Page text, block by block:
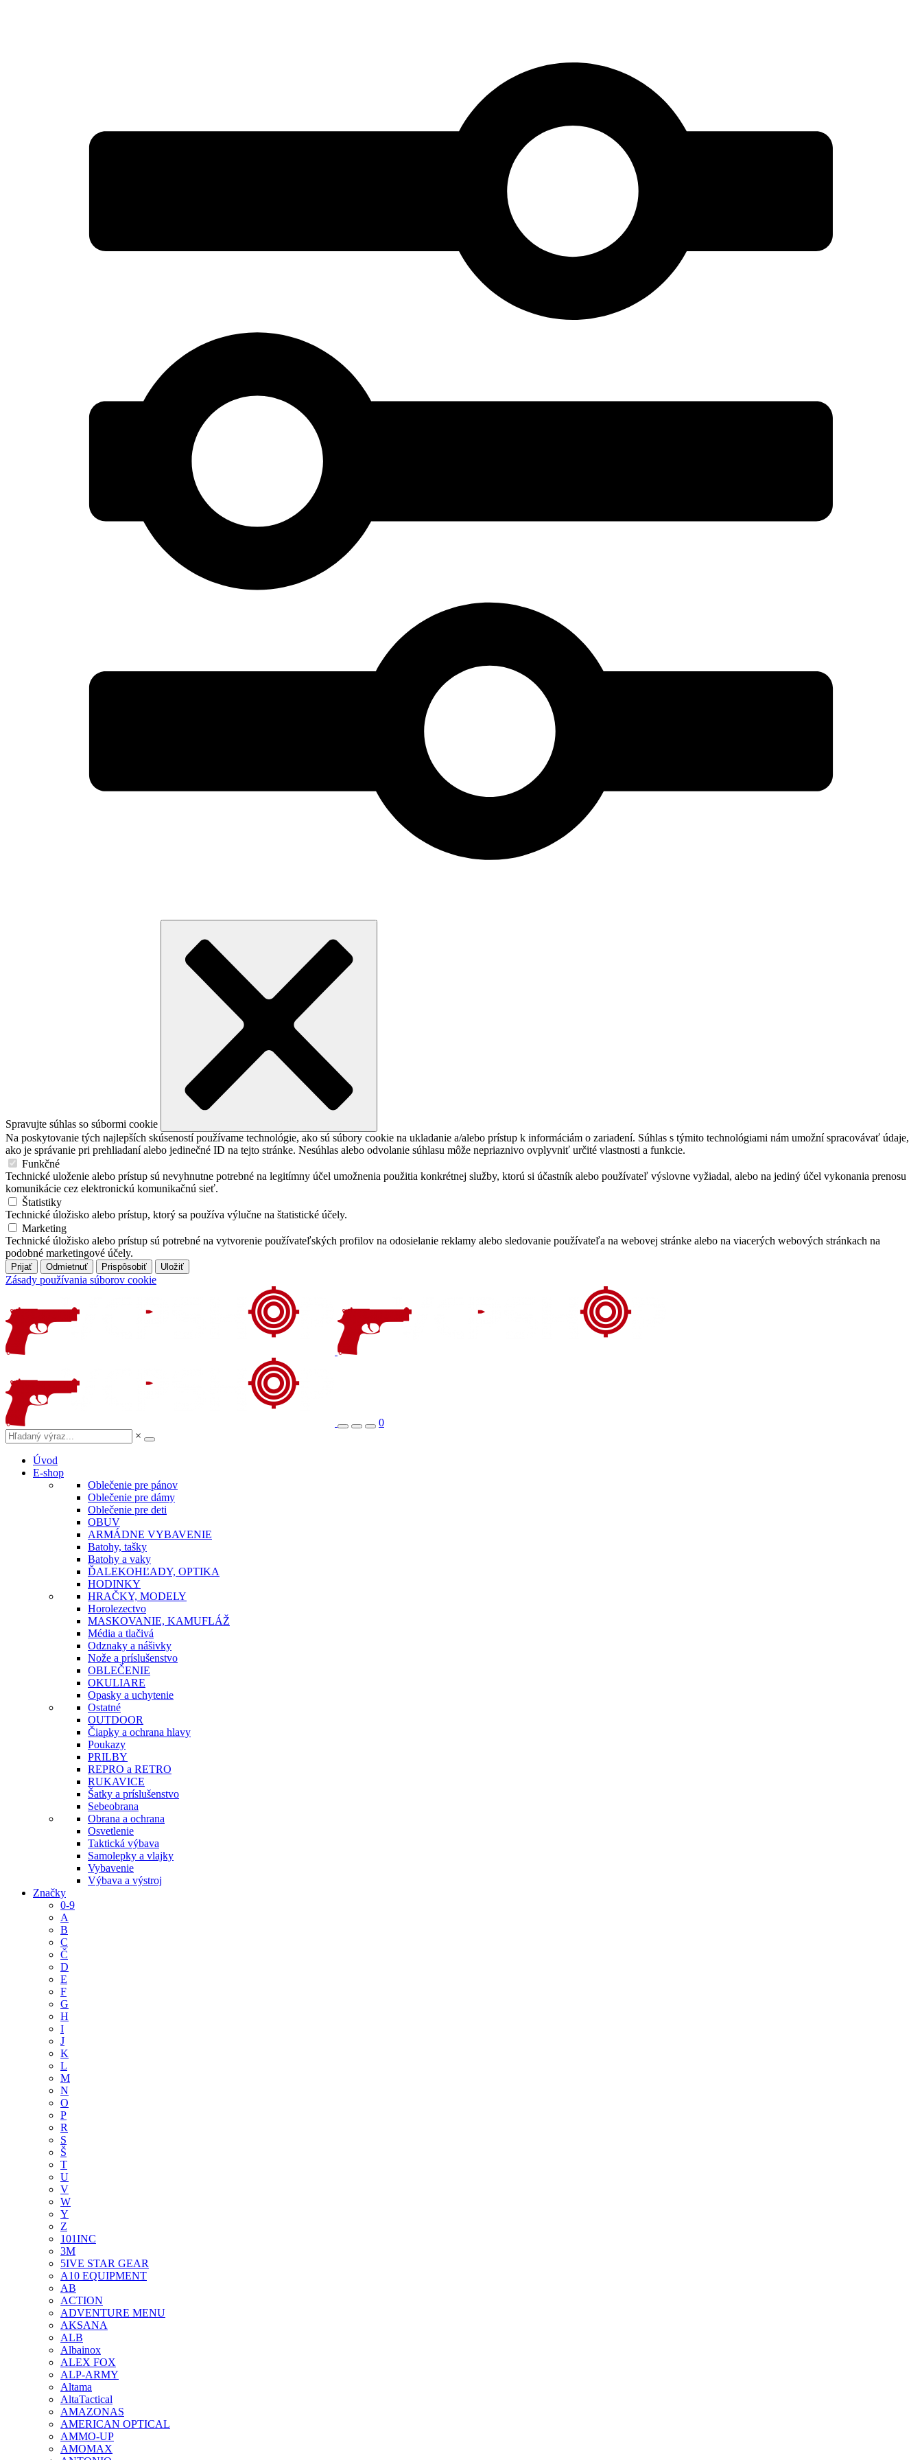
Spravujte súhlas so súbormi cookie
Na poskytovanie tých najlepších skúseností používame technológie, ako sú súbory cookie na ukladanie a/alebo prístup k informáciám o zariadení. Súhlas s týmito technológiami nám umožní spracovávať údaje,
ako je správanie pri prehliadaní alebo jedinečné ID na tejto stránke. Nesúhlas alebo odvolanie súhlasu môže nepriaznivo ovplyvniť určité vlastnosti a funkcie.
Funkčné
Technické uloženie alebo prístup sú nevyhnutne potrebné na legitímny účel umožnenia použitia konkrétnej služby, ktorú si účastník alebo používateľ výslovne vyžiadal, alebo na jediný účel vykonania prenosu
komunikácie cez elektronickú komunikačnú sieť.
Štatistiky
Technické úložisko alebo prístup, ktorý sa používa výlučne na štatistické účely.
Marketing
Technické úložisko alebo prístup sú potrebné na vytvorenie používateľských profilov na odosielanie reklamy alebo sledovanie používateľa na webovej stránke alebo na viacerých webových stránkach na
podobné marketingové účely.
Prijať Odmietnuť Prispôsobiť Uložiť
Zásady používania súborov cookie
0
×
Úvod
E-shop
Oblečenie pre pánov
Oblečenie pre dámy
Oblečenie pre deti
OBUV
ARMÁDNE VYBAVENIE
Batohy, tašky
Batohy a vaky
ĎALEKOHĽADY, OPTIKA
HODINKY
HRAČKY, MODELY
Horolezectvo
MASKOVANIE, KAMUFLÁŽ
Média a tlačivá
Odznaky a nášivky
Nože a príslušenstvo
OBLEČENIE
OKULIARE
Opasky a uchytenie
Ostatné
OUTDOOR
Čiapky a ochrana hlavy
Poukazy
PRILBY
REPRO a RETRO
RUKAVICE
Šatky a príslušenstvo
Sebeobrana
Obrana a ochrana
Osvetlenie
Taktická výbava
Samolepky a vlajky
Vybavenie
Výbava a výstroj
Značky
0-9
A
B
C
Č
D
E
F
G
H
I
J
K
L
M
N
O
P
R
S
Š
T
U
V
W
Y
Z
101INC
3M
5IVE STAR GEAR
A10 EQUIPMENT
AB
ACTION
ADVENTURE MENU
AKSANA
ALB
Albainox
ALEX FOX
ALP-ARMY
Altama
AltaTactical
AMAZONAS
AMERICAN OPTICAL
AMMO-UP
AMOMAX